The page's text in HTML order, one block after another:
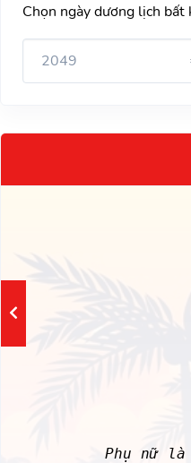
Chọn ngày dương lịch bất
Phụ nữ